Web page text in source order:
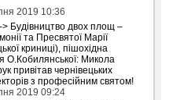
2019 10:36
-> Будівництво двох площ –
та Пресвятої Марії
криниці), пішохідна
О.Кобилянської: Микола
привітав чернівецьких
з професійним святом!
2019 09:24